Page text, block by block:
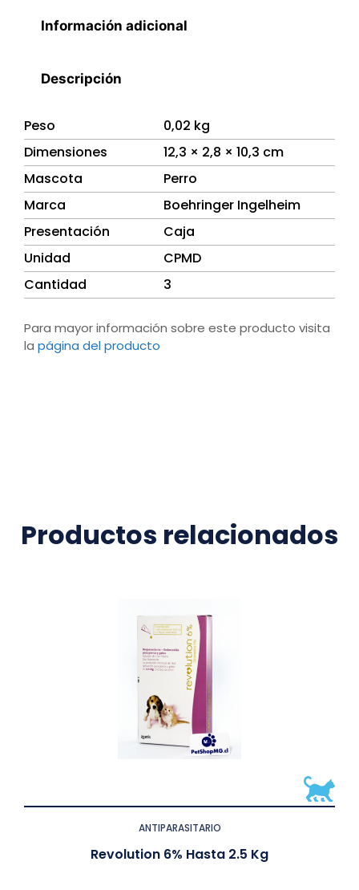
Información adicional
Descripción
Peso
0,02 kg
Dimensiones
12,3 × 2,8 × 10,3 cm
Mascota
Perro
Marca
Boehringer Ingelheim
Presentación
Caja
Unidad
CPMD
Cantidad
3
Para mayor información sobre este producto visita
la página del producto
Productos relacionados
ANTIPARASITARIO
Revolution 6% Hasta 2.5 Kg